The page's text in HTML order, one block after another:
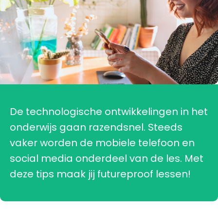
De technologische ontwikkelingen in het
onderwijs gaan razendsnel. Steeds
vaker worden de mobiele telefoon en
social media onderdeel van de les. Met
deze tips maak jij futureproof lessen!